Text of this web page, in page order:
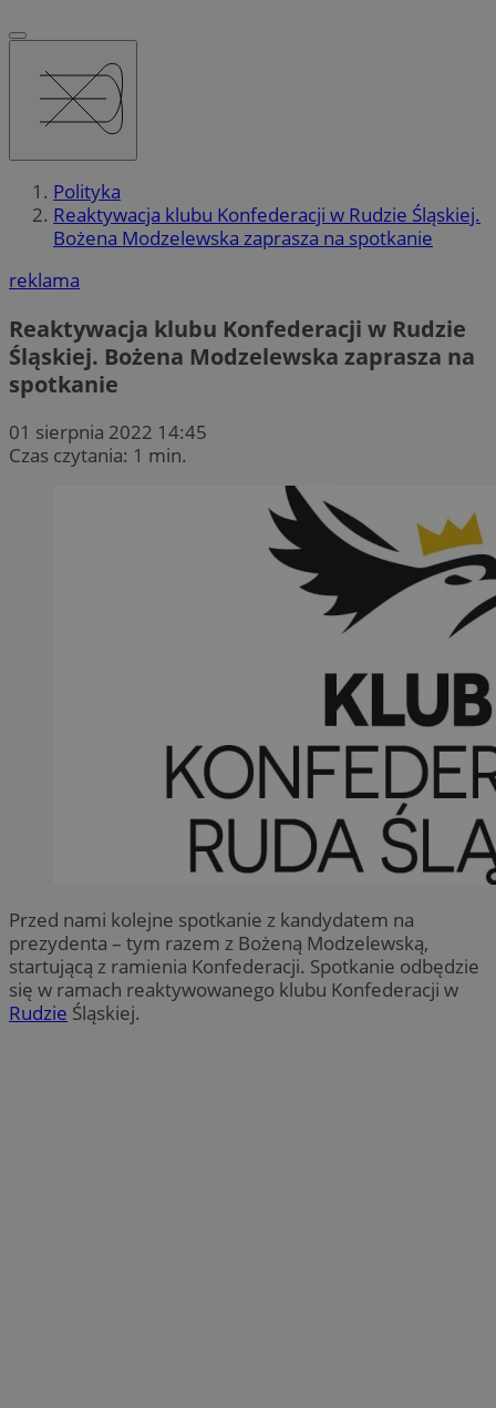
Polityka
Reaktywacja klubu Konfederacji w Rudzie Śląskiej.
Bożena Modzelewska zaprasza na spotkanie
reklama
Reaktywacja klubu Konfederacji w Rudzie
Śląskiej. Bożena Modzelewska zaprasza na
spotkanie
01 sierpnia 2022 14:45
Czas czytania: 1 min.
Przed nami kolejne spotkanie z kandydatem na
prezydenta – tym razem z Bożeną Modzelewską,
startującą z ramienia Konfederacji. Spotkanie odbędzie
się w ramach reaktywowanego klubu Konfederacji w
Rudzie Śląskiej.